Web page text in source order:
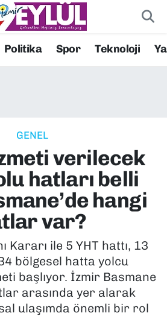
Politika Spor Teknoloji
GENEL
verilecek
hatları belli
hangi
var?
Kararı ile 5 YHT hattı, 13
bölgesel hatta yolcu
başlıyor. İzmir Basmane
arasında yer alarak
ulaşımda önemli bir rol
Durumu ve Fikstür